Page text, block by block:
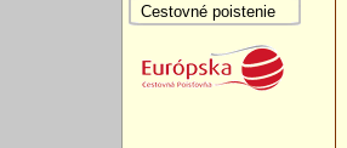
Cestovné poistenie